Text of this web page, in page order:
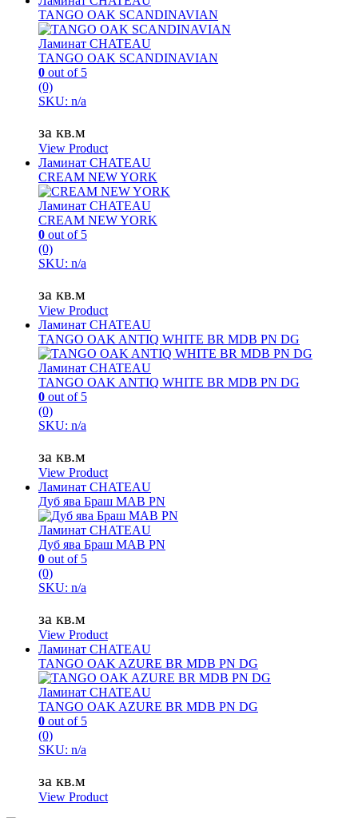
TANGO OAK SCANDINAVIAN
Ламинат CHATEAU
TANGO OAK SCANDINAVIAN
0 out of 5
(0)
SKU: n/a
за кв.м
View Product
Ламинат CHATEAU
CREAM NEW YORK
Ламинат CHATEAU
CREAM NEW YORK
0 out of 5
(0)
SKU: n/a
за кв.м
View Product
Ламинат CHATEAU
TANGO OAK ANTIQ WHITE BR MDB PN DG
Ламинат CHATEAU
TANGO OAK ANTIQ WHITE BR MDB PN DG
0 out of 5
(0)
SKU: n/a
за кв.м
View Product
Ламинат CHATEAU
Дуб ява Браш MAB PN
Ламинат CHATEAU
Дуб ява Браш MAB PN
0 out of 5
(0)
SKU: n/a
за кв.м
View Product
Ламинат CHATEAU
TANGO OAK AZURE BR MDB PN DG
Ламинат CHATEAU
TANGO OAK AZURE BR MDB PN DG
0 out of 5
(0)
SKU: n/a
за кв.м
View Product